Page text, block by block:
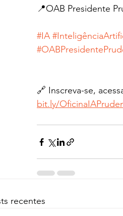
📍OAB Presidente
#IA
🔗 Inscreva-se,
bit.ly/
recentes